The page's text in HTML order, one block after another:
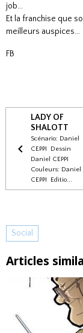
job...
Et la franchise que
meilleurs auspices...
FB
LADY OF
SHALOTT
Scénario: Daniel
CEPPI Dessin
Daniel CEPPI
Couleurs: Daniel
CEPPI Editio...
Social
Articles